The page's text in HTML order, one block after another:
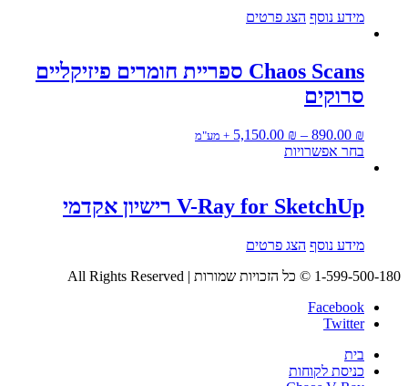
מידע נוסף הצג פרטים
Chaos Scans ספריית חומרים פיזיקליים
סרוקים
890.00 ₪
–
5,150.00 ₪
טווח
⁦5,150.00 ₪⁩
+ מע"מ
בחר אפשרויות
מספר
סוגים.
לבחור
האפשרויות
V-Ray for SketchUp רישיון אקדמי
מידע נוסף הצג פרטים
1-599-500-180 © כל הזכויות שמורות | All Rights Reserved
Facebook
Twitter
בית
כניסת לקוחות